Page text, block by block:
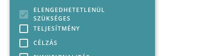
ELENGEDHETETLENÜL
SZÜKSÉGES
TELJESÍTMÉNY
CÉLZÁS